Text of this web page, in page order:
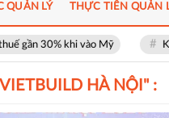
khi vào Mỹ Khu phố
QUẢN LÝ THỰC TIỄN QUẢN
VIETBUILD HÀ NỘI " :